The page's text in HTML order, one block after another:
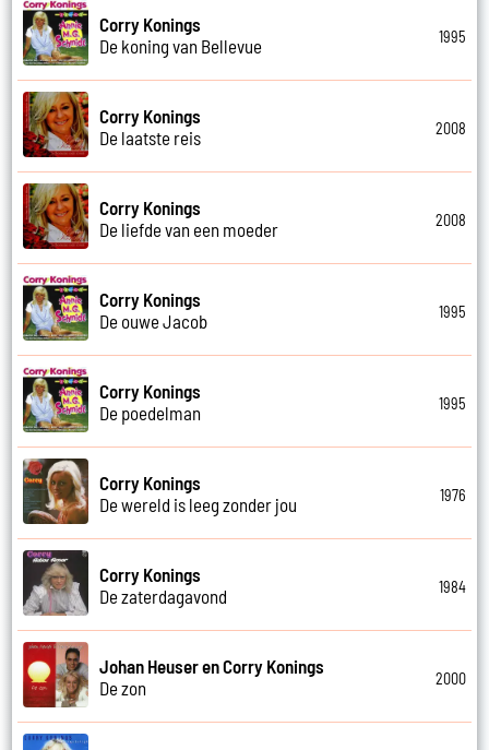
Corry Konings
De koning van Bellevue
1995
Corry Konings
De laatste reis
2008
Corry Konings
De liefde van een moeder
2008
Corry Konings
De ouwe Jacob
1995
Corry Konings
De poedelman
1995
Corry Konings
De wereld is leeg zonder jou
1976
Corry Konings
De zaterdagavond
1984
Johan Heuser en Corry Konings
De zon
2000